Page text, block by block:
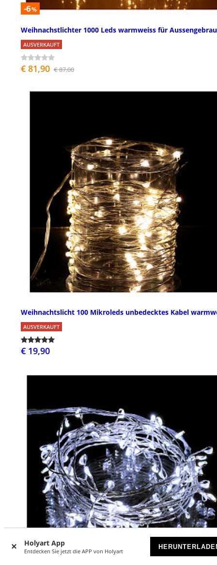
Holyart App
Entdecken Sie jetzt die APP von Holyart
-6%
Weihnachstlichter 1000 Leds warmweiss für
AUSVERKAUFT
€ 81,90 € 87,00
Weihnachtslicht 100 Mikroleds unbedecktes Kabel
AUSVERKAUFT
€ 19,90